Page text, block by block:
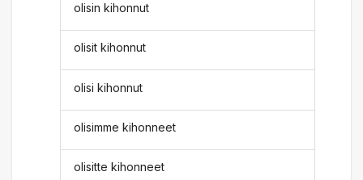
olisin kihonnut
olisit kihonnut
olisi kihonnut
olisimme kihonneet
olisitte kihonneet